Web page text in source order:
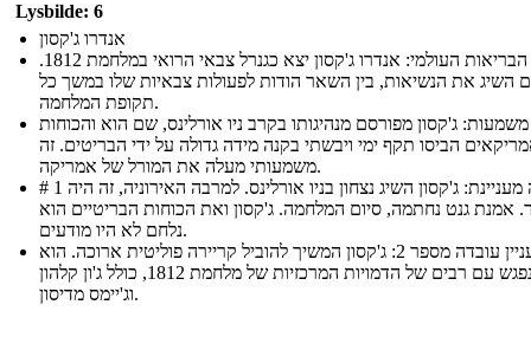
Lysbilde: 6
אנדרו ג'קסון
ארגון הבריאות העולמי: אנדרו ג'קסון יצא כגנרל צבאי הרואי במלחמת 1812.
השיג את הנשיאות, בין השאר הודות לפעולות צבאיות שלו במשך כל
תקופת המלחמה.
משמעות: ג'קסון מפורסם מנהיגותו בקרב ניו אורלינס, שם הוא והכוחות
הביסו תקף ימי ויבשתי בקנה מידה גדולה על ידי הבריטים. זה
משמעותי מעלה את המורל של אמריקה.
# 1 עובדה מעניינת: ג'קסון השיג נצחון בניו אורלינס. למרבה האירוניה, זה היה
אמנת גנט נחתמה, סיום המלחמה. ג'קסון ואת הכוחות הבריטיים הוא
נלחם לא היו מודעים.
מעניין עובדה מספר 2: ג'קסון המשיך להוביל קריירה פוליטית ארוכה. הוא
נפגש עם רבים של הדמויות המרכזיות של מלחמת 1812, כולל ג'ון קלהון
וג'יימס מדיסון.